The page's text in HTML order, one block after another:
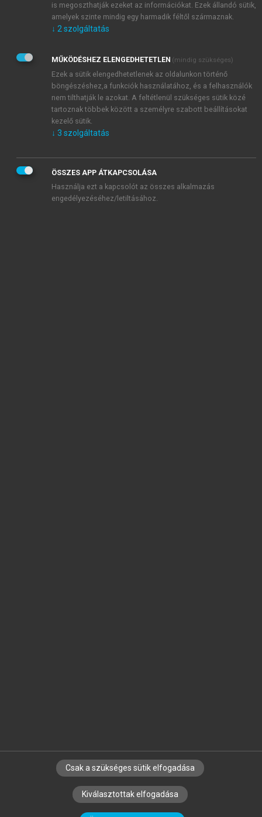
Kérek értesítést a MeRSZ újdonságairól, akcióiról.
Kérek értesítést az Akadémiai Kiadó Zrt. újdonságairól,
Adatkezelési tájékoztatóbanfoglaltakat tudomásul
veszem és elfogadom.
Általános vásárlási feltételeket, valamint a szotar.netés a
mersz.huoldalak licencszerződéseiben foglaltakat
tudomásul veszem és elfogadom.
KIPRÓBÁLOM
SZERZŐKNEK CÉGEKNEK KÖNYVTÁROSOKNAK
SZERKESZTÉSI ÉS LEKTORÁLÁSI ALAPELVEK
is megoszthatják ezeket az információkat. Ezek állandó sütik,
amelyek szinte mindig egy harmadik féltől származnak.
↓ 2 szolgáltatás
MŰKÖDÉSHEZ ELENGEDHETETLEN (mindig szükséges)
Ezek a sütik elengedhetetlenek az oldalunkon történő
böngészéshez,a funkciók használatához, és a felhasználók
nem tilthatják le azokat. A feltétlenül szükséges sütik közé
tartoznak többek között a személyre szabott beállításokat
kezelő sütik.
↓ 3 szolgáltatás
ÖSSZES APP ÁTKAPCSOLÁSA
Használja ezt a kapcsolót az összes alkalmazás
engedélyezéséhez/letiltásához.
Csak a szükséges sütik elfogadása
Kiválasztottak elfogadása